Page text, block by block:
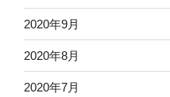
2020年9月
2020年8月
2020年7月